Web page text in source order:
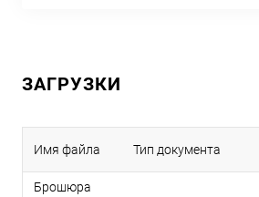
ЗАГРУЗКИ
Имя файла Тип документа
Брошюра